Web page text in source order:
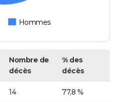
Hommes
Nombre de
décès
% des
décès
14 77,8 %